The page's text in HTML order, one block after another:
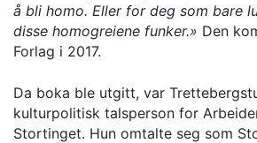
å bli homo. Eller for deg som bare
disse homogreiene funker.» Den
Forlag i 2017.
Da boka ble utgitt, var
kulturpolitisk talsperson for
Stortinget. Hun omtalte seg som